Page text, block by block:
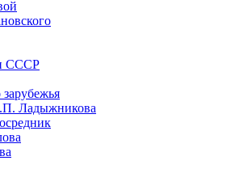
СССР
зарубежья
Ладыжникова